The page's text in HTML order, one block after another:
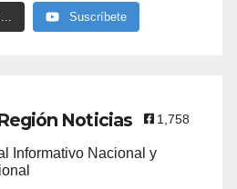
Suscríbete
Noticias 1,758
Informativo Nacional y